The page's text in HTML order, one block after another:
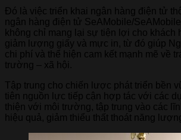
Đó là việc triển khai ngân hàng điện tử
ngân hàng điện tử SeAMobile/
không chỉ mang lại sự tiện lợi cho khách
giảm lượng giấy và mực in, từ đó giúp
chi phí và thể hiện cam kết mạnh mẽ về
trường – xã hội.
Tập trung cho chiến lược phát triển bền
tiên nguồn lực tiếp cận hợp tác với các
thiện với môi trường, tập trung vào các
hiệu quả, giảm thiểu thất thoát năng